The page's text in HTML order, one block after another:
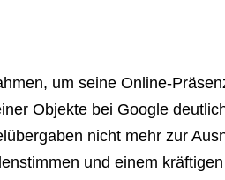
um seine Online-
Objekte bei Google
nicht mehr zur
und einem